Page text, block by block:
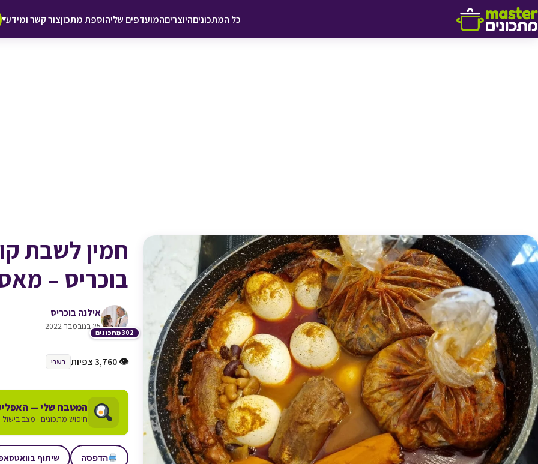
דלג לתוכן
כל המתכוניםהיוצריםהמועדפים שליהוספת מתכוןצור קשר ומידע▾
חמין לשבת
בוכריס –
302 מתכונים
אילנה בוכריס
25 בנובמבר 2022
♥ הוספה
👁 3,760 צפיות בשרי
המטבח שלי —
חיפוש מתכונים · מצב
הדפסה שיתוף